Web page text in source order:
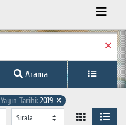
✕
Arama
Yayın Tarihi: 2019 ✕